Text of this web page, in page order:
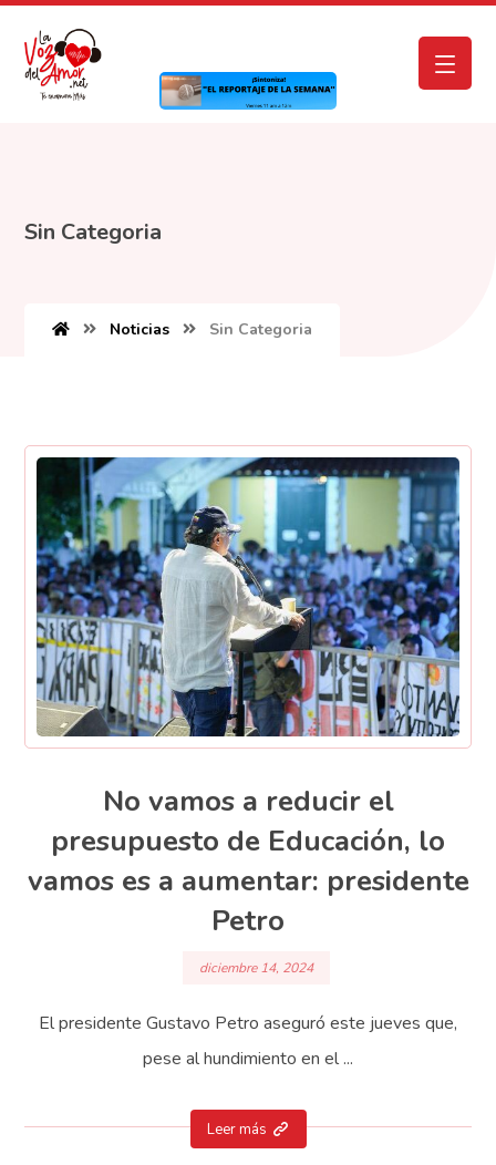
Sin Categoria
Noticias Sin Categoria
No vamos a reducir el
presupuesto de Educación, lo
vamos es a aumentar: presidente
Petro
diciembre 14, 2024
El presidente Gustavo Petro aseguró este jueves que,
pese al hundimiento en el ...
Leer más